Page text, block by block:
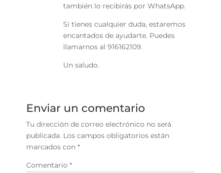
también lo recibirás por WhatsApp.
Si tienes cualquier duda, estaremos
encantados de ayudarte. Puedes
llamarnos al 916162109.
Un saludo.
Enviar un comentario
Tu dirección de correo electrónico no será
publicada. Los campos obligatorios están
marcados con *
Comentario *